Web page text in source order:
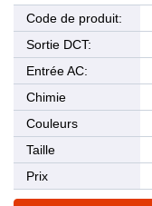
Code de produit:
Sortie DCT:
Entrée AC:
Chimie
Couleurs
Taille
Prix